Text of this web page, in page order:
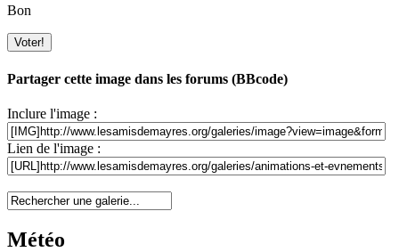
Bon
Partager cette image dans les forums (BBcode)
Inclure l'image :
Lien de l'image :
Météo